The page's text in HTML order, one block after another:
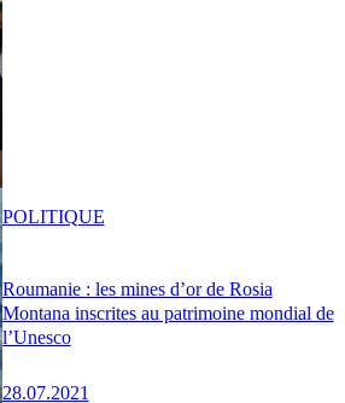
Roumanie : les mines d’or de Rosia
Montana inscrites au patrimoine mondial de
l’Unesco
28.07.2021
POLITIQUE